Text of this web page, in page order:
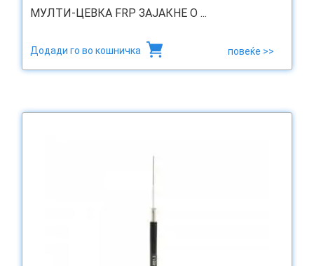
МУЛТИ-ЦЕВКА FRP ЗАЈАКНЕ O ...
Додади го во кошничка повеќе >>